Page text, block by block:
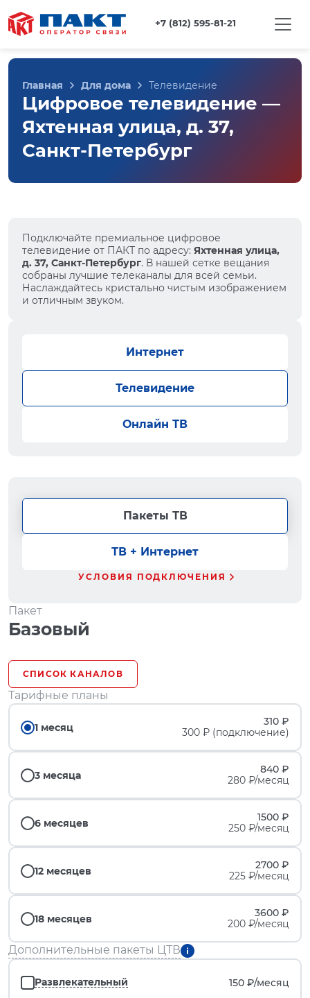
+7 (812) 595-81-21
Главная Для дома Телевидение
Цифровое телевидение —
Яхтенная улица, д. 37,
Санкт-Петербург
Подключайте премиальное цифровое
телевидение от ПАКТ по адресу: Яхтенная улица,
д. 37, Санкт-Петербург. В нашей сетке вещания
собраны лучшие телеканалы для всей семьи.
Наслаждайтесь кристально чистым изображением
и отличным звуком.
Интернет
Телевидение
Онлайн ТВ
Пакеты ТВ
ТВ + Интернет
УСЛОВИЯ ПОДКЛЮЧЕНИЯ
Пакет
Базовый
СПИСОК КАНАЛОВ
Тарифные планы
1 месяц
310 ₽
300 ₽ (подключение)
3 месяца
840 ₽
280 ₽/месяц
6 месяцев
1500 ₽
250 ₽/месяц
12 месяцев
2700 ₽
225 ₽/месяц
18 месяцев
3600 ₽
200 ₽/месяц
Дополнительные пакеты ЦТВ
Развлекательный 150 ₽/месяц